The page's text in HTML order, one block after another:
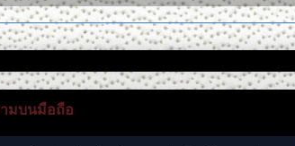
มบนมือถือ